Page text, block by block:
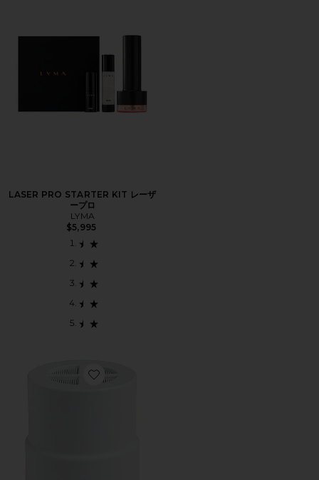
LASER PRO STARTER KIT レーザ
ープロ
LYMA
$5,995
Favorite REPLACEMENT FILTER 交換用フィルター